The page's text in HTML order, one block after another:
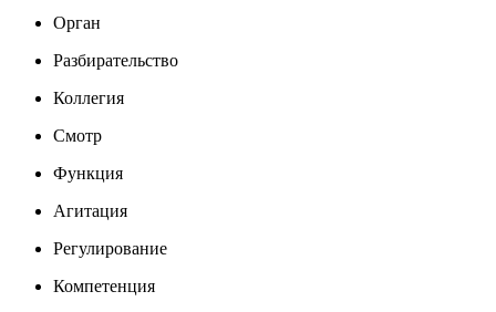
Орган
Разбирательство
Коллегия
Смотр
Функция
Агитация
Регулирование
Компетенция